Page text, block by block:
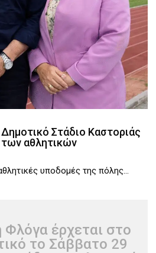
Στάδιο Καστοριάς
αθλητικών
υποδομές της πόλης...
έρχεται στο
το Σάββατο 29